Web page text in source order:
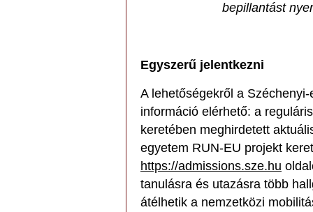
bepillantást
Egyszerű jelentkezni
A lehetőségekről a
információ elérhető: a
keretében meghirdetett
egyetem RUN-EU projekt
https://admissions.sze.hu
tanulásra és utazásra több
átélhetik a nemzetközi